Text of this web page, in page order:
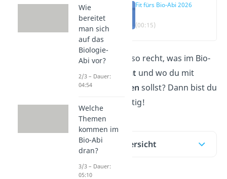
Fit fürs Bio-Abi 2026
(00:15)
Du weißt nicht so recht, was im Bio-
Abi dran kommt und wo du mit
Lernen
anfangen sollst? Dann bist du
hier genau richtig!
Inhaltsübersicht
Wie
bereitet
man sich
auf das
Biologie-
Abi vor?
2/3 – Dauer:
04:54
Welche
Themen
kommen im
Bio-Abi
dran?
3/3 – Dauer:
05:10